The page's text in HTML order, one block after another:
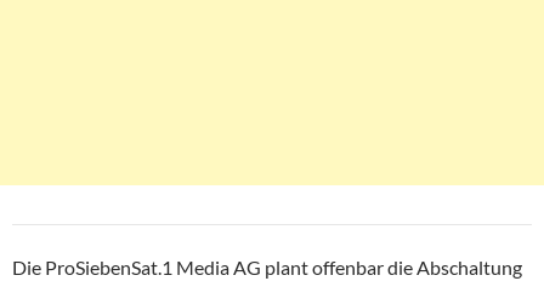
Die ProSiebenSat.1 Media AG plant offenbar die Abschaltung